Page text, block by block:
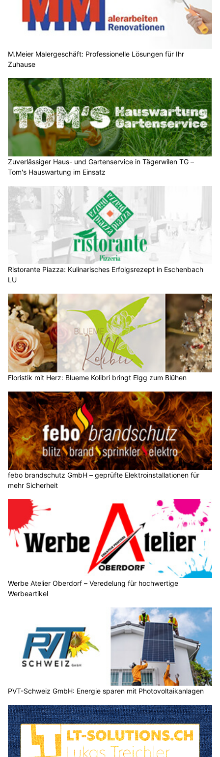
M.Meier Malergeschäft: Professionelle Lösungen für Ihr
Zuhause
Zuverlässiger Haus- und Gartenservice in Tägerwilen TG –
Tom's Hauswartung im Einsatz
Ristorante Piazza: Kulinarisches Erfolgsrezept in Eschenbach
LU
Floristik mit Herz: Blueme Kolibri bringt Elgg zum Blühen
febo brandschutz GmbH – geprüfte Elektroinstallationen für
mehr Sicherheit
Werbe Atelier Oberdorf – Veredelung für hochwertige
Werbeartikel
PVT-Schweiz GmbH: Energie sparen mit Photovoltaikanlagen